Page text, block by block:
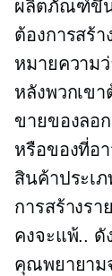
ผลิตภัณฑ์ขึ้
ต้องการสร้
หมายความ
หลังพวกเข
ขายของลอ
หรือของที่อ
สินค้าประเ
การสร้างร
คงจะแพ้..
คุณพยายาม